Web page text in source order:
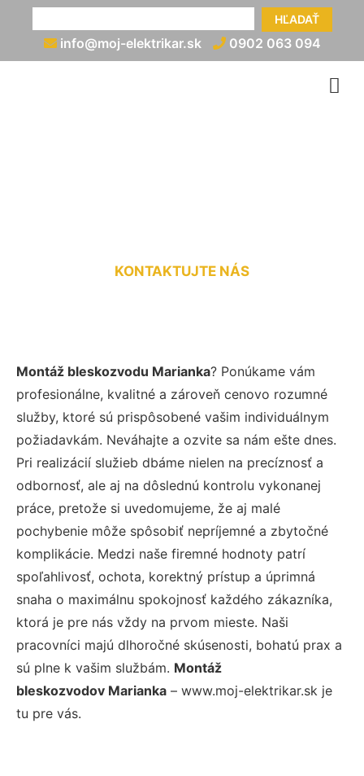
HĽADAŤ
info@moj-elektrikar.sk 0902 063 094
KONTAKTUJTE NÁS
Montáž bleskozvodu Marianka? Ponúkame vám
profesionálne, kvalitné a zároveň cenovo rozumné
služby, ktoré sú prispôsobené vašim individuálnym
požiadavkám. Neváhajte a ozvite sa nám ešte dnes.
Pri realizácií služieb dbáme nielen na precíznosť a
odbornosť, ale aj na dôslednú kontrolu vykonanej
práce, pretože si uvedomujeme, že aj malé
pochybenie môže spôsobiť nepríjemné a zbytočné
komplikácie. Medzi naše firemné hodnoty patrí
spoľahlivosť, ochota, korektný prístup a úprimná
snaha o maximálnu spokojnosť každého zákazníka,
ktorá je pre nás vždy na prvom mieste. Naši
pracovníci majú dlhoročné skúsenosti, bohatú prax a
sú plne k vašim službám. Montáž
bleskozvodov Marianka – www.moj-elektrikar.sk je
tu pre vás.